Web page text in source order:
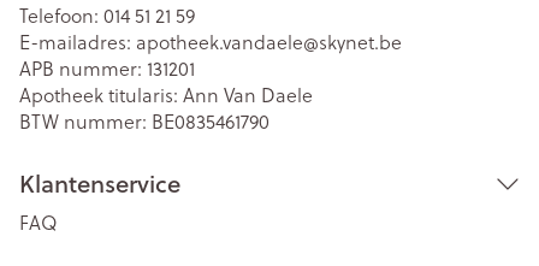
Telefoon: 014 51 21 59
E-mailadres: apotheek.vandaele@skynet.be
APB nummer: 131201
Apotheek titularis: Ann Van Daele
BTW nummer: BE0835461790
Klantenservice
FAQ